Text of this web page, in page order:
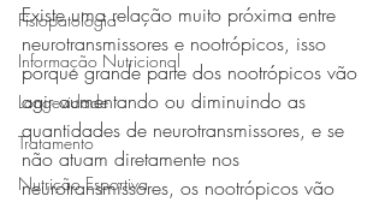
Fisiopatologia
Informação Nutricional
Longevidade
Tratamento
Nutrição Esportiva
Existe uma relação muito próxima entre
neurotransmissores e nootrópicos, isso
porque grande parte dos nootrópicos vão
agir aumentando ou diminuindo as
quantidades de neurotransmissores, e se
não atuam diretamente nos
neurotransmissores, os nootrópicos vão